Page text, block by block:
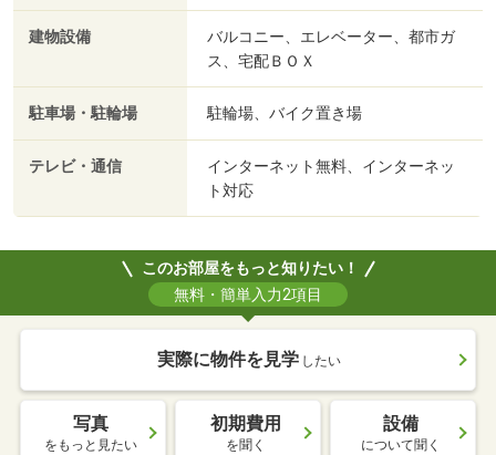
建物設備
バルコニー、エレベーター、都市ガ
ス、宅配ＢＯＸ
駐車場・駐輪場 駐輪場、バイク置き場
テレビ・通信
インターネット無料、インターネッ
ト対応
このお部屋をもっと知りたい！
無料・簡単入力2項目
実際に物件を見学 したい
写真
をもっと見たい
初期費用
を聞く
設備
について聞く